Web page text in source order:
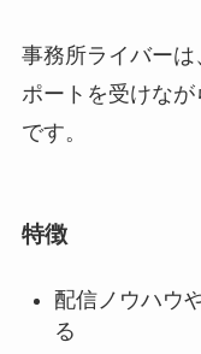
事務所ライバー
ポートを受けな
です。
特徴
配信ノウハウ
る